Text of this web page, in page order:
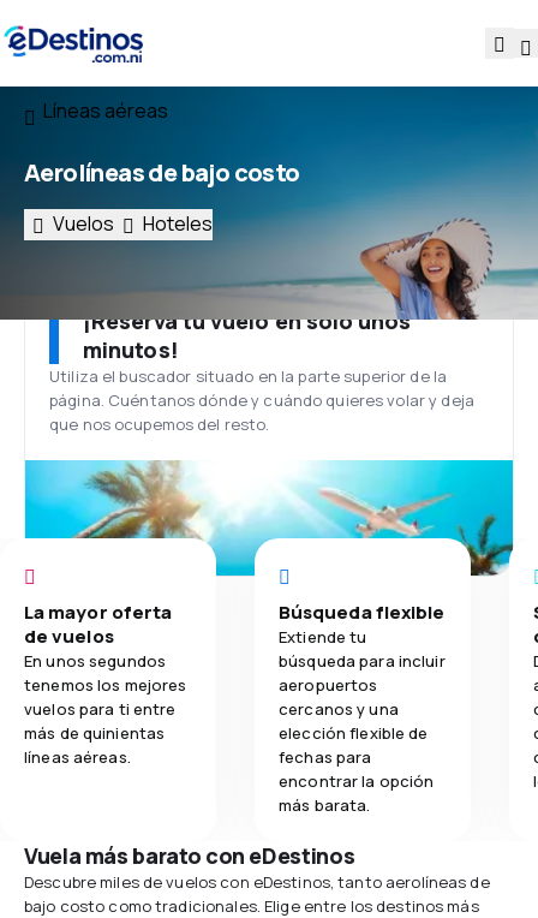
Líneas aéreas
Aerolíneas de bajo costo
Vuelos Hoteles
¡Reserva tu vuelo en solo unos
minutos!
Utiliza el buscador situado en la parte superior de la
página. Cuéntanos dónde y cuándo quieres volar y deja
que nos ocupemos del resto.
La mayor oferta
de vuelos
En unos segundos
tenemos los mejores
vuelos para ti entre
más de quinientas
líneas aéreas.
Búsqueda flexible
Extiende tu
búsqueda para incluir
aeropuertos
cercanos y una
elección flexible de
fechas para
encontrar la opción
más barata.
Vuela más barato con eDestinos
Descubre miles de vuelos con eDestinos, tanto aerolíneas de
bajo costo como tradicionales. Elige entre los destinos más